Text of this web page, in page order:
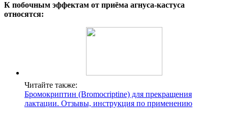
К побочным эффектам от приёма агнуса-кастуса
относятся:
Читайте также:
Бромокриптин (Bromocriptine) для прекращения
лактации. Отзывы, инструкция по применению